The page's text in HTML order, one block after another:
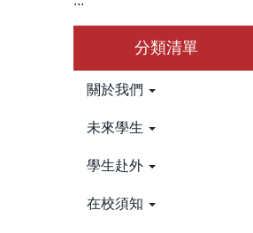
分類清單
關於我們
未來學生
學生赴外
在校須知